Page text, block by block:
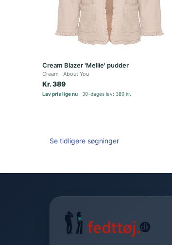
Cream Blazer 'Mellie' pudder
Cream About You
Kr. 389
Lav pris lige nu 30-dages lav: 389 kr.
Se tidligere søgninger